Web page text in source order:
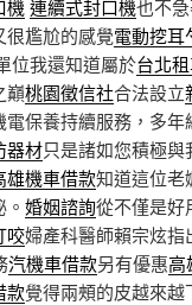
機 連續式封口機也不
很尷尬的感覺電動挖耳
位我還知道屬於台北
巔桃園徵信社合法設立
保養持續服務，多年
器材只是諸如您積極
雄機車借款知道這位老
婚姻諮詢從不僅是好
咬婦產科醫師賴宗炫指
汽機車借款另有優惠高
款覺得兩頰的皮越來越